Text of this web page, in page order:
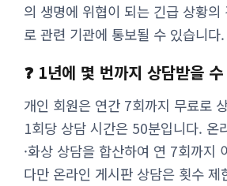
의 생명에 위협이 되는 긴급 상황의
로 관련 기관에 통보될 수 있습니다.
❓ 1년에 몇 번까지 상담받을
개인 회원은 연간 7회까지 무료로
1회당 상담 시간은 50분입니다. 온
·화상 상담을 합산하여 연 7회까지
다만 온라인 게시판 상담은 횟수 제